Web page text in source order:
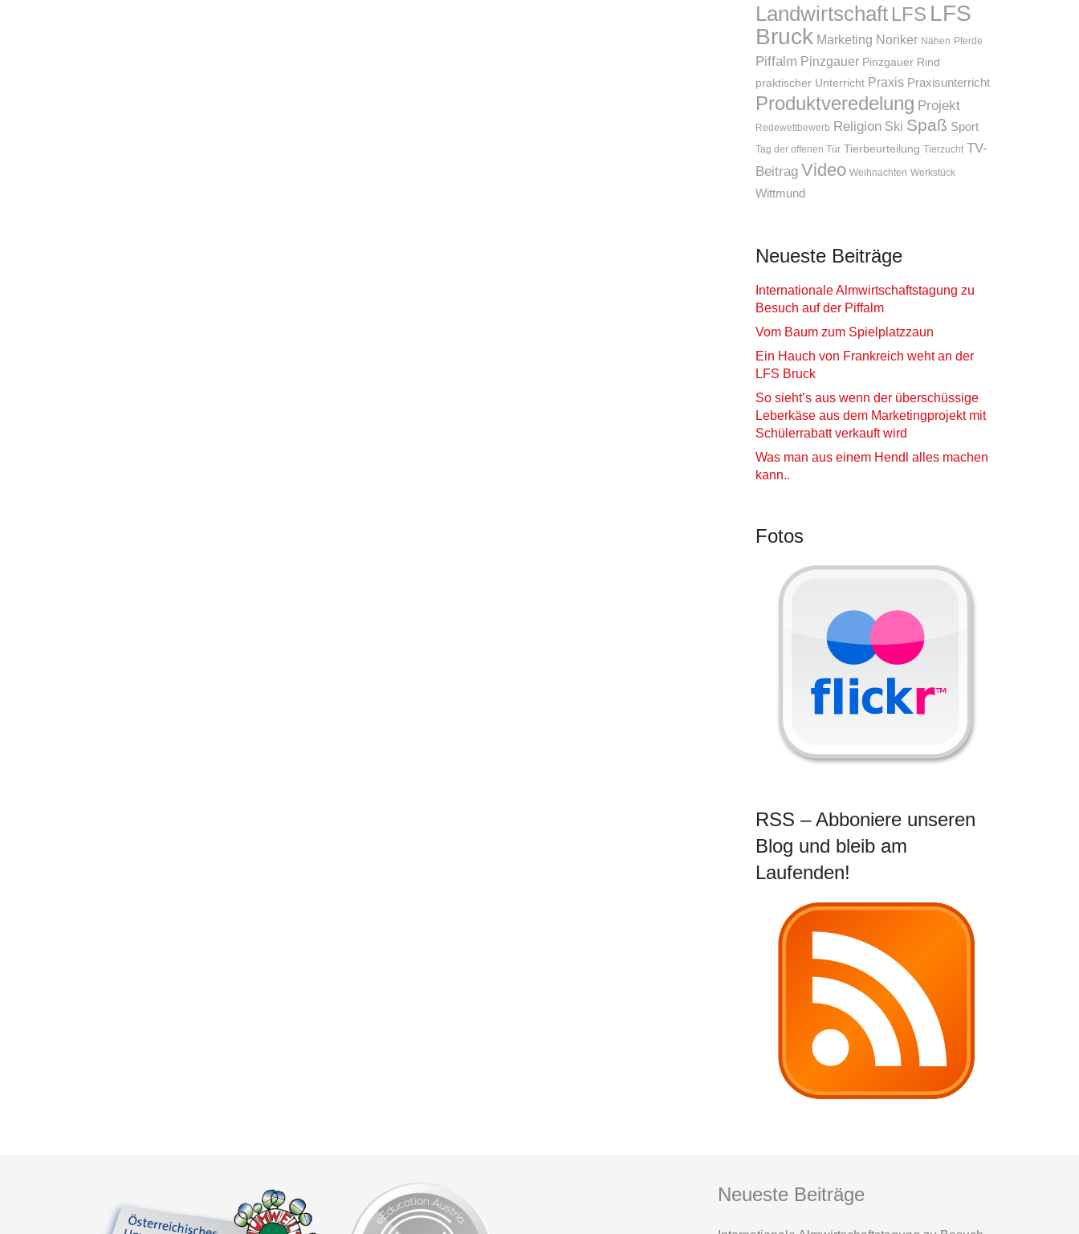
Landwirtschaft LFS LFS
Bruck Marketing Noriker Nähen Pferde
Piffalm Pinzgauer Pinzgauer Rind
praktischer Unterricht Praxis Praxisunterricht
Produktveredelung Projekt
Redewettbewerb Religion Ski Spaß Sport
Tag der offenen Tür Tierbeurteilung Tierzucht TV-
Beitrag Video Weihnachten Werkstück
Wittmund
Neueste Beiträge
Internationale Almwirtschaftstagung zu
Besuch auf der Piffalm
Vom Baum zum Spielplatzzaun
Ein Hauch von Frankreich weht an der
LFS Bruck
So sieht’s aus wenn der überschüssige
Leberkäse aus dem Marketingprojekt mit
Schülerrabatt verkauft wird
Was man aus einem Hendl alles machen
kann..
Fotos
RSS – Abboniere unseren
Blog und bleib am
Laufenden!
Neueste Beiträge